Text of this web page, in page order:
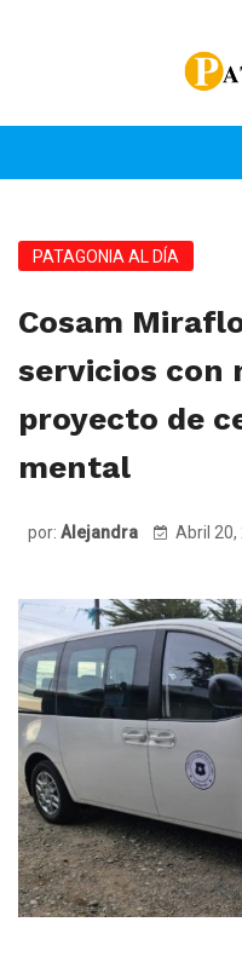
PATAGONIA AL DÍA
Cosam
servicios con
proyecto de
mental
por: Alejandra Abril 20,